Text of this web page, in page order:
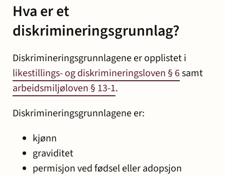
Hva er et
diskrimineringsgrunnlag?
Diskrimineringsgrunnlagene er opplistet i
likestillings- og diskrimineringsloven § 6samt
arbeidsmiljøloven § 13-1.
Diskrimineringsgrunnlagene er:
kjønn
graviditet
permisjon ved fødsel eller adopsjon